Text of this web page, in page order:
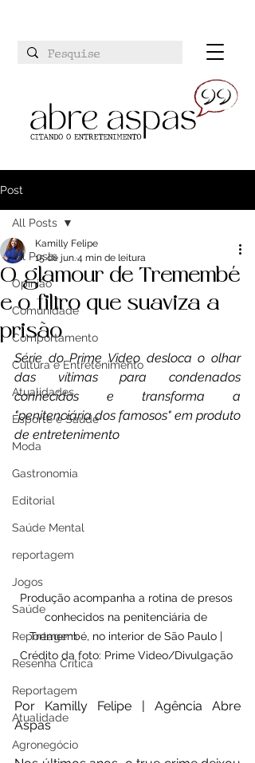
Post
All Posts
Opinião
Comunidade
Comportamento
Cultura e Entretenimento
Atualidades
Esporte e Saúde
Moda
Gastronomia
Editorial
Saúde Mental
reportagem
Jogos
Saúde
Reportagem
Resenha Crítica
Reportagem
Atualidade
Agronegócio
All Posts
O glamour de Tremembé
e o filtro que suaviza a
prisão
Kamilly Felipe
15 de jun.4 min de leitura
Série do Prime Video desloca o olhar
das vítimas para condenados
conhecidos e transforma a
"penitenciária dos famosos" em produto
de entretenimento
Produção acompanha a rotina de presos
conhecidos na penitenciária de
Tremembé, no interior de São Paulo |
Crédito da foto: Prime Video/Divulgação
Por Kamilly Felipe | Agência Abre
Aspas